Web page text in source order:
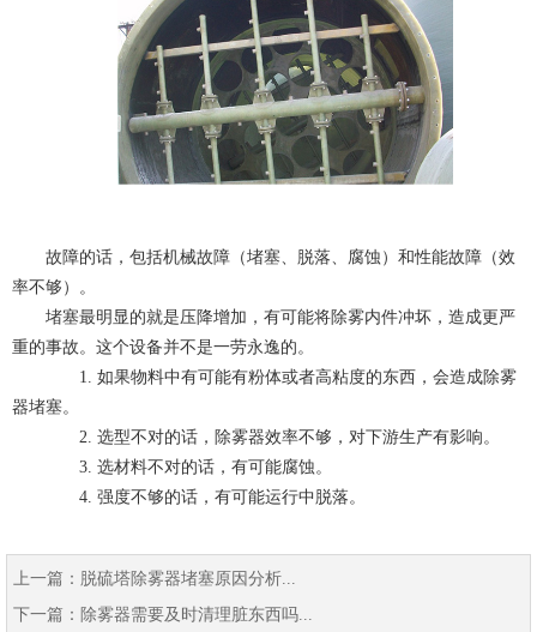
故障的话，包括机械故障（堵塞、脱落、腐蚀）和性能故障（效
率不够）。
堵塞最明显的就是压降增加，有可能将除雾内件冲坏，造成更严
重的事故。这个设备并不是一劳永逸的。
1. 如果物料中有可能有粉体或者高粘度的东西，会造成除雾
器堵塞。
2. 选型不对的话，除雾器效率不够，对下游生产有影响。
3. 选材料不对的话，有可能腐蚀。
4. 强度不够的话，有可能运行中脱落。
上一篇： 脱硫塔除雾器堵塞原因分析...
下一篇： 除雾器需要及时清理脏东西吗...